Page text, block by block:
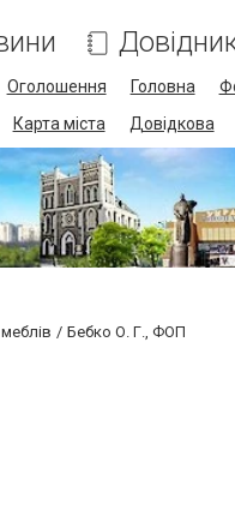
Оголошення Головна
Карта міста Довідкова
Бебко О. Г., ФОП